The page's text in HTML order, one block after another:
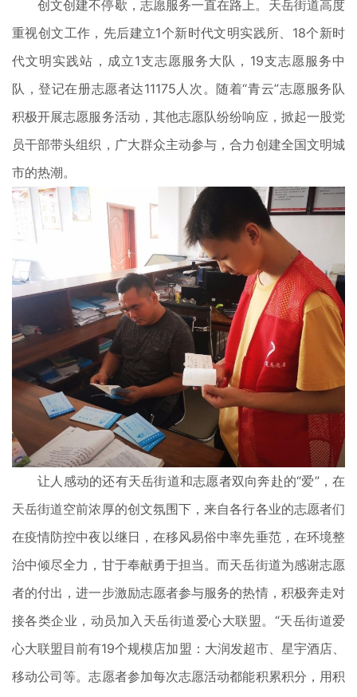
创文创建不停歇，志愿服务一直在路上。天岳街道高度
重视创文工作，先后建立1个新时代文明实践所、18个新时
代文明实践站，成立1支志愿服务大队，19支志愿服务中
队，登记在册志愿者达11175人次。随着“青云”志愿服务队
积极开展志愿服务活动，其他志愿队纷纷响应，掀起一股党
员干部带头组织，广大群众主动参与，合力创建全国文明城
市的热潮。
让人感动的还有天岳街道和志愿者双向奔赴的“爱”，在
天岳街道空前浓厚的创文氛围下，来自各行各业的志愿者们
在疫情防控中夜以继日，在移风易俗中率先垂范，在环境整
治中倾尽全力，甘于奉献勇于担当。而天岳街道为感谢志愿
者的付出，进一步激励志愿者参与服务的热情，积极奔走对
接各类企业，动员加入天岳街道爱心大联盟。“天岳街道爱
心大联盟目前有19个规模店加盟：大润发超市、星宇酒店、
移动公司等。志愿者参加每次志愿活动都能积累积分，用积